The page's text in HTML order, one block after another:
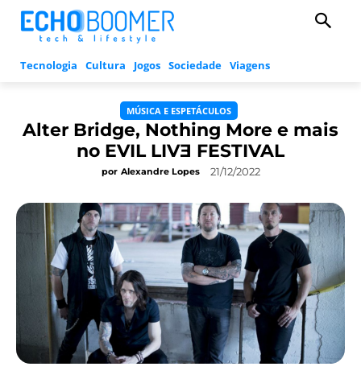
Tecnologia Cultura Jogos Sociedade Viagens
MÚSICA E ESPETÁCULOS
Alter Bridge, Nothing More e mais
no EVIL LIVƎ FESTIVAL
por Alexandre Lopes 21/12/2022